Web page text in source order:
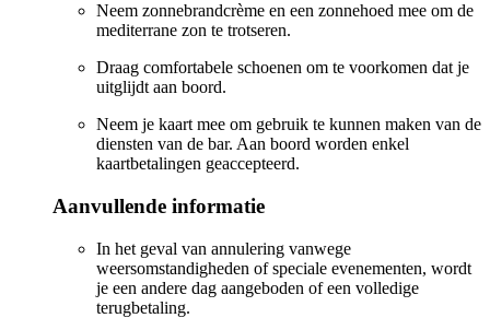
Neem zonnebrandcrème en een zonnehoed mee om de
mediterrane zon te trotseren.
Draag comfortabele schoenen om te voorkomen dat je
uitglijdt aan boord.
Neem je kaart mee om gebruik te kunnen maken van de
diensten van de bar. Aan boord worden enkel
kaartbetalingen geaccepteerd.
Aanvullende informatie
In het geval van annulering vanwege
weersomstandigheden of speciale evenementen, wordt
je een andere dag aangeboden of een volledige
terugbetaling.